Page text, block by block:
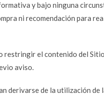
y bajo ninguna
ni recomendación para
restringir el contenido del
aviso.
derivarse de la utilización